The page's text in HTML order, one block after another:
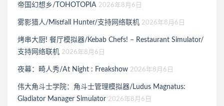
帝国幻想乡/TOHOTOPIA 2026年8月6日
雾影猎人/Mistfall Hunter/支持网络联机 2026年8月6日
烤串大厨! 餐厅模拟器/Kebab Chefs! – Restaurant Simulator/
支持网络联机 2026年8月6日
夜幕：畸人秀/At Night : Freakshow 2026年8月6日
伟大角斗士学院：角斗士管理模拟器/Ludus Magnatus:
Gladiator Manager Simulator 2026年8月6日